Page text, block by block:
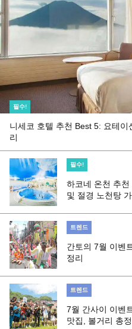
필수!
니세코 호텔 추천 Best 5: 요테
리
필수!
하코네 온천 추
및 절경 노천탕
트렌드
간토의 7월 이벤
정리
트렌드
7월 간사이 이벤
맛집, 볼거리 총